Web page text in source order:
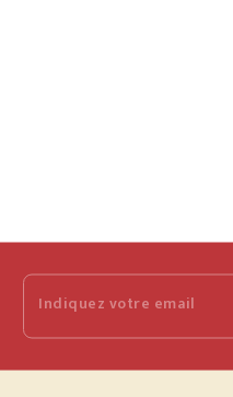
Indiquez votre email